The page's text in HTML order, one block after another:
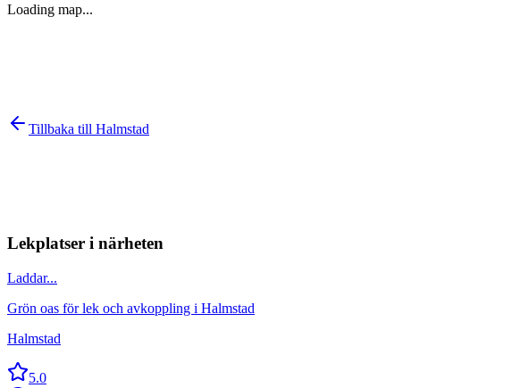
Loading map...
Tillbaka till Halmstad
Lekplatser i närheten
Laddar...
Grön oas för lek och avkoppling i Halmstad
Halmstad
5.0